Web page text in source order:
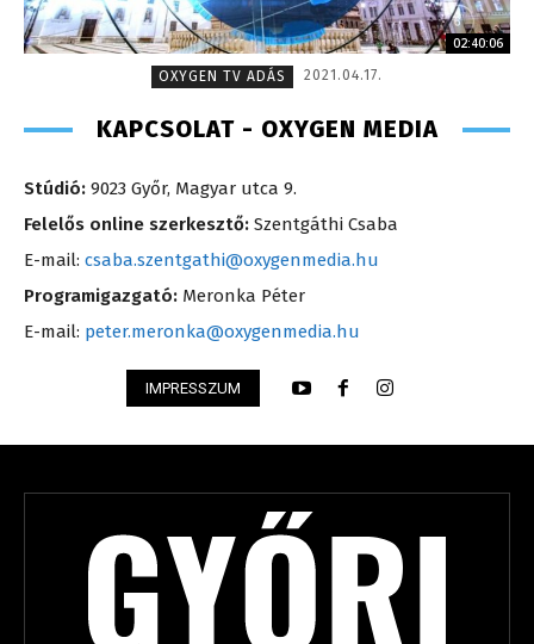
02:40:06
OXYGEN TV ADÁS
2021.04.17.
KAPCSOLAT - OXYGEN MEDIA
Stúdió: 9023 Győr, Magyar utca 9.
Felelős online szerkesztő: Szentgáthi Csaba
E-mail: csaba.szentgathi@oxygenmedia.hu
Programigazgató: Meronka Péter
E-mail: peter.meronka@oxygenmedia.hu
IMPRESSZUM